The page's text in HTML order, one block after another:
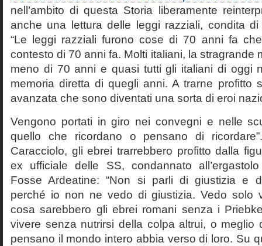
nell’ambito di questa Storia liberamente
anche una lettura delle leggi razziali, condita di
“Le leggi razziali furono cose di 70 anni fa
contesto di 70 anni fa. Molti italiani, la stragrande
meno di 70 anni e quasi tutti gli italiani di oggi
memoria diretta di quegli anni. A trarne profitto
avanzata che sono diventati una sorta di eroi
Vengono portati in giro nei convegni e nelle
quello che ricordano o pensano di
Caracciolo, gli ebrei trarrebbero profitto dalla
ex ufficiale delle SS, condannato
Fosse Ardeatine: “Non si parli di giustizia e
perché io non ne vedo di giustizia. Vedo solo
cosa sarebbero gli ebrei romani senza i
vivere senza nutrirsi della colpa altrui, o meglio
pensano il mondo intero abbia verso di loro. Su